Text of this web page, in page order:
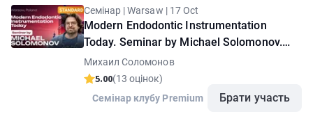
Семінар | Warsaw | 17 Oct
Modern Endodontic Instrumentation
Today. Seminar by Michael Solomonov.
"Standard" option
Михаил Соломонов
5.00(13 оцінок)
Семінар клубу Premium
Брати участь